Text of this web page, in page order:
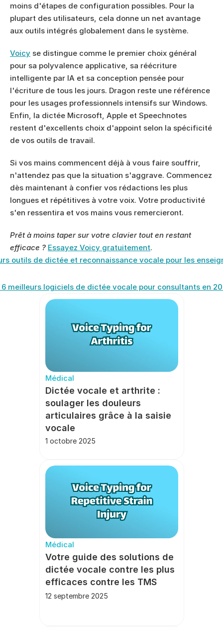
moins d'étapes de configuration possibles. Pour la
plupart des utilisateurs, cela donne un net avantage
aux outils intégrés globalement dans le système.
Voicy se distingue comme le premier choix général
pour sa polyvalence applicative, sa réécriture
intelligente par IA et sa conception pensée pour
l'écriture de tous les jours. Dragon reste une référence
pour les usages professionnels intensifs sur Windows.
Enfin, la dictée Microsoft, Apple et Speechnotes
restent d'excellents choix d'appoint selon la spécificité
de vos outils de travail.
Si vos mains commencent déjà à vous faire souffrir,
n'attendez pas que la situation s'aggrave. Commencez
dès maintenant à confier vos rédactions les plus
longues et répétitives à votre voix. Votre productivité
s'en ressentira et vos mains vous remercieront.
Prêt à moins taper sur votre clavier tout en restant
efficace ? Essayez Voicy gratuitement.
outils de dictée et reconnaissance vocale pour les
6 meilleurs logiciels de dictée vocale pour consultants en
Médical
Dictée vocale et arthrite :
soulager les douleurs
articulaires grâce à la saisie
vocale
1 octobre 2025
Médical
Votre guide des solutions de
dictée vocale contre les plus
efficaces contre les TMS
12 septembre 2025